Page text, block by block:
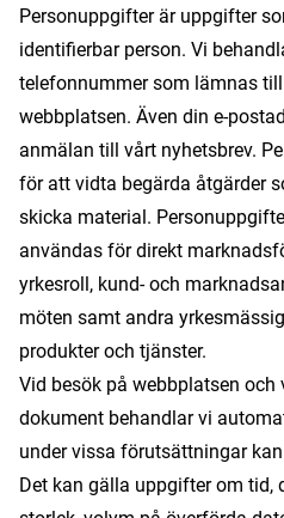
Personuppgifter är uppgifter
identifierbar person. Vi
telefonnummer som lämnas
webbplatsen. Även din e-
anmälan till vårt nyhetsbrev.
för att vidta begärda åtgärder
skicka material.
användas för direkt
yrkesroll, kund- och
möten samt andra
produkter och tjänster.
Vid besök på webbplatsen
dokument behandlar vi
under vissa förutsättningar
Det kan gälla uppgifter om tid,